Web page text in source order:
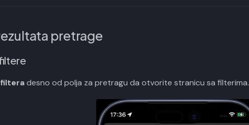
pretrage
desno od polja za pretragu da otvorite stranicu sa filterima.